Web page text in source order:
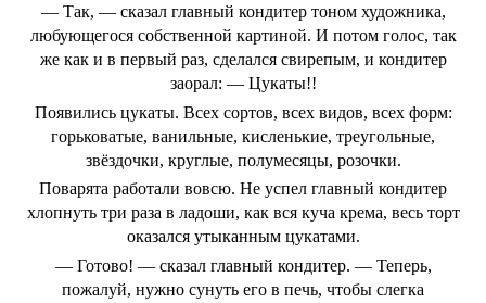
— Так, — сказал главный кондитер тоном художника,
любующегося собственной картиной. И потом голос, так
же как и в первый раз, сделался свирепым, и кондитер
заорал: — Цукаты!!
Появились цукаты. Всех сортов, всех видов, всех форм:
горьковатые, ванильные, кисленькие, треугольные,
звёздочки, круглые, полумесяцы, розочки.
Поварята работали вовсю. Не успел главный кондитер
хлопнуть три раза в ладоши, как вся куча крема, весь торт
оказался утыканным цукатами.
— Готово! — сказал главный кондитер. — Теперь,
пожалуй, нужно сунуть его в печь, чтобы слегка